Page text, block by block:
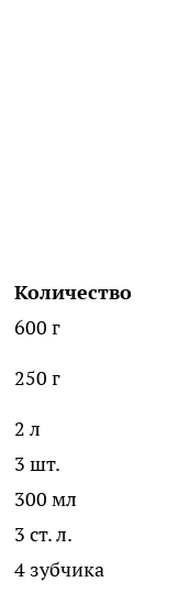
Количество
600 г
250 г
2 л
3 шт.
300 мл
3 ст. л.
4 зубчика